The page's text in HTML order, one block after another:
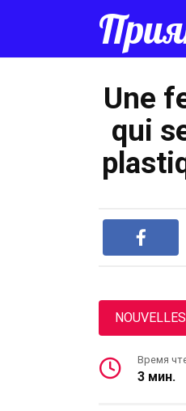
Une
qui
NOUVELLES
Время
3 мин.